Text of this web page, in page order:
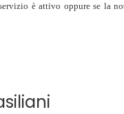
è attivo oppure se la